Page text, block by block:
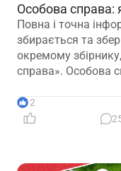
Особова справа:
Повна і точна
збирається та
окремому
справа». Особова
біографічні дані
підприємстві.
12